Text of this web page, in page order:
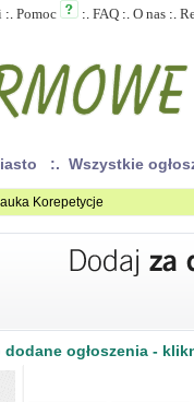
:. Pomoc :. FAQ :. O nas :.
:. Wszystkie
Korepetycje
ogłoszenia -